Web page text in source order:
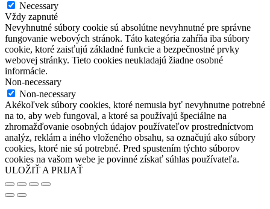
Necessary
Vždy zapnuté
Nevyhnutné súbory cookie sú absolútne nevyhnutné pre správne
fungovanie webových stránok. Táto kategória zahŕňa iba súbory
cookie, ktoré zaisťujú základné funkcie a bezpečnostné prvky
webovej stránky. Tieto cookies neukladajú žiadne osobné
informácie.
Non-necessary
Non-necessary
Akékoľvek súbory cookies, ktoré nemusia byť nevyhnutne potrebné
na to, aby web fungoval, a ktoré sa používajú špeciálne na
zhromažďovanie osobných údajov používateľov prostredníctvom
analýz, reklám a iného vloženého obsahu, sa označujú ako súbory
cookies, ktoré nie sú potrebné. Pred spustením týchto súborov
cookies na vašom webe je povinné získať súhlas používateľa.
ULOŽIŤ A PRIJAŤ